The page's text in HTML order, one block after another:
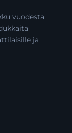
vuodesta
ja